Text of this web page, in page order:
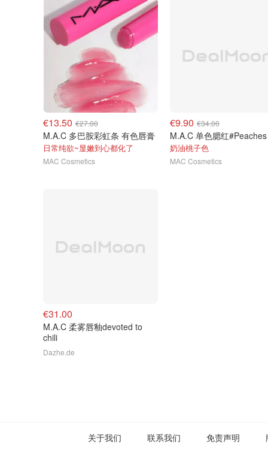
€13.50 €27.00
M.A.C 多巴胺彩虹条 有色唇膏
日常纯欲~显嫩到心都化了
MAC Cosmetics
€9.90 €34.00
M.A.C 单色腮红#Peaches
奶油桃子色
MAC Cosmetics
€31.00
M.A.C 柔雾唇釉devoted to
chili
Dazhe.de
关于我们 联系我们 免责声明